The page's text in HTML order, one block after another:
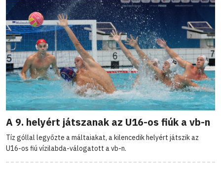
A 9. helyért játszanak az U16-os fiúk a vb-n
Tíz góllal legyőzte a máltaiakat, a kilencedik helyért játszik az
U16-os fiú vízilabda-válogatott a vb-n.